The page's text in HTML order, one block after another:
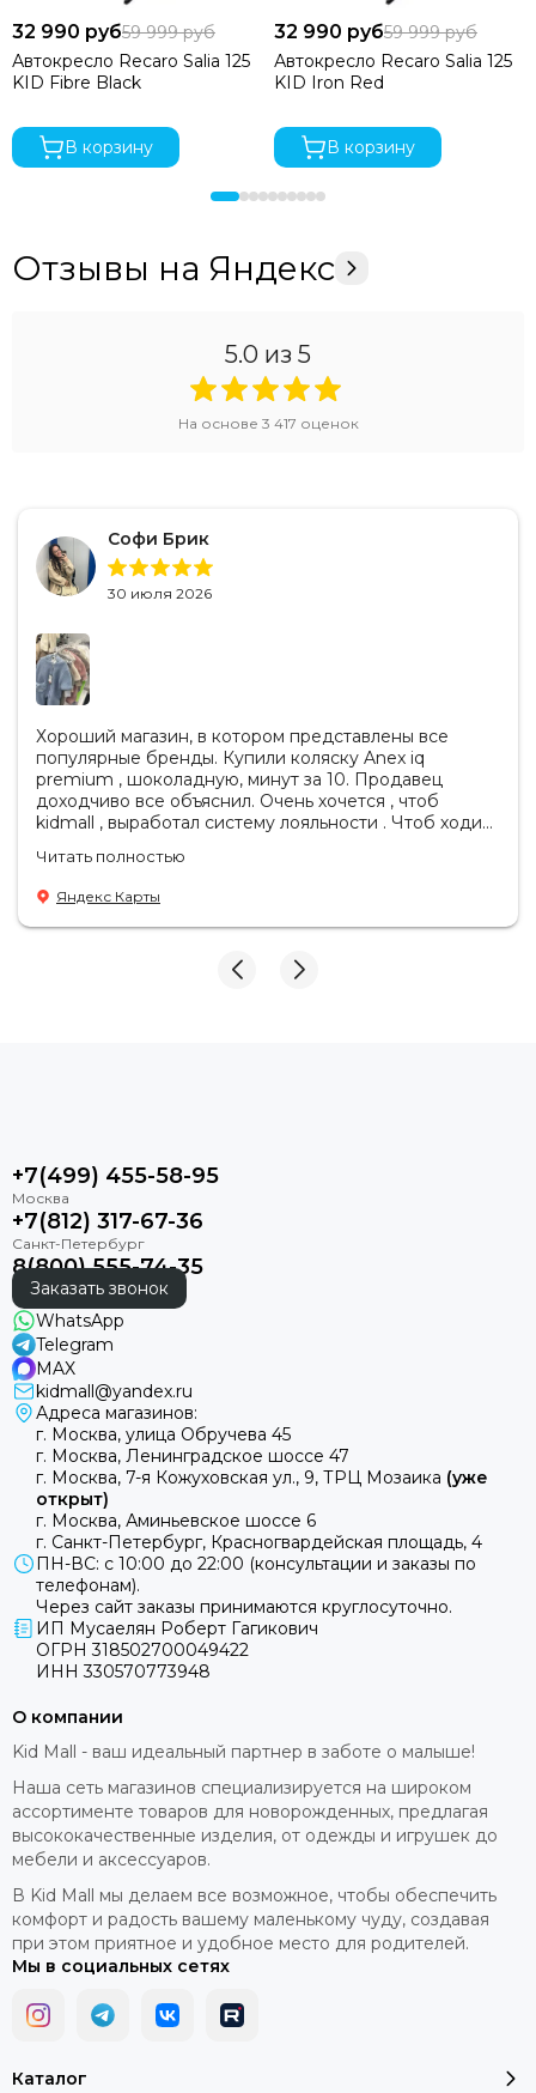
32 990 руб59 999 руб
Автокресло Recaro Salia 125
KID Fibre Black
В корзину
32 990 руб59 999 руб
Автокресло Recaro Salia 125
KID Iron Red
В корзину
Отзывы на Яндекс
5.0 из 5
На основе 3 417 оценок
Софи Брик
30 июля 2026
Хороший магазин, в котором представлены все
популярные бренды. Купили коляску Anex iq
premium , шоколадную, минут за 10. Продавец
доходчиво все объяснил. Очень хочется , чтоб
kidmall , выработал систему лояльности . Чтоб ходить
Читать полностью
Яндекс Карты
+7(499) 455-58-95
+7(812) 317-67-36
8(800) 555-74-35
Заказать звонок
WhatsApp
Telegram
MAX
kidmall@yandex.ru
Адреса магазинов:
г. Москва, улица Обручева 45
г. Москва, Ленинградское шоссе 47
г. Москва, 7-я Кожуховская ул., 9, ТРЦ Мозаика (уже
открыт)
г. Москва, Аминьевское шоссе 6
г. Санкт-Петербург, Красногвардейская площадь, 4
ПН-ВС: с 10:00 до 22:00 (консультации и заказы по
телефонам).
Через сайт заказы принимаются круглосуточно.
ИП Мусаелян Роберт Гагикович
ОГРН 318502700049422
ИНН 330570773948
Каталог
О компании
Kid Mall - ваш идеальный партнер в заботе о малыше!
Наша сеть магазинов специализируется на широком
ассортименте товаров для новорожденных, предлагая
высококачественные изделия, от одежды и игрушек до
мебели и аксессуаров.
В Kid Mall мы делаем все возможное, чтобы обеспечить
комфорт и радость вашему маленькому чуду, создавая
при этом приятное и удобное место для родителей.
Мы в социальных сетях